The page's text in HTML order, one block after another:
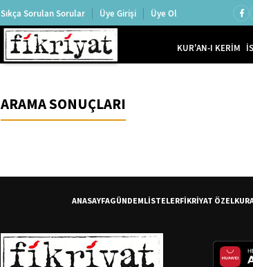
Sıkça Sorulan Sorular Üye Girişi Üye Ol
KUR'AN-I KERİM
ARAMA SONUÇLARI
ANASAYFAGÜNDEMLİSTELERFİKRİYAT ÖZEL